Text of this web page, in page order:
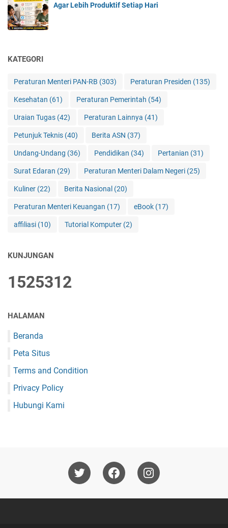
Agar Lebih Produktif Setiap Hari
KATEGORI
Peraturan Menteri PAN-RB (303) Peraturan Presiden (135)
Kesehatan (61) Peraturan Pemerintah (54)
Uraian Tugas (42) Peraturan Lainnya (41)
Petunjuk Teknis (40) Berita ASN (37)
Undang-Undang (36) Pendidikan (34) Pertanian (31)
Surat Edaran (29) Peraturan Menteri Dalam Negeri (25)
Kuliner (22) Berita Nasional (20)
Peraturan Menteri Keuangan (17) eBook (17)
affiliasi (10) Tutorial Komputer (2)
KUNJUNGAN
1525312
HALAMAN
Beranda
Peta Situs
Terms and Condition
Privacy Policy
Hubungi Kami